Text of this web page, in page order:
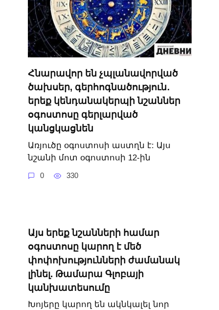
Հնարավոր են չպլանավորված
ծախսեր, գերհոգնածություն․
երեք կենդանակերպի նշաններ
օգոստոսը գերլարված
կանցկացնեն
Առյուծը օգոստոսի աստղն է: Այս
նշանի մոտ օգոստոսի 12-ին
0 330
Այս երեք նշանների համար
օգոստոսը կարող է մեծ
փոփոխությունների ժամանակ
լինել. Թամարա Գլոբայի
կանխատեսումը
Խոյերը կարող են ակնկալել նոր